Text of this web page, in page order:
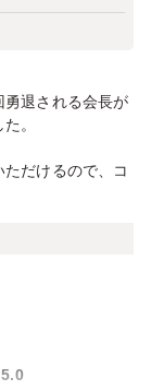
勇退される会長が
。
だけるので、コ
5.0